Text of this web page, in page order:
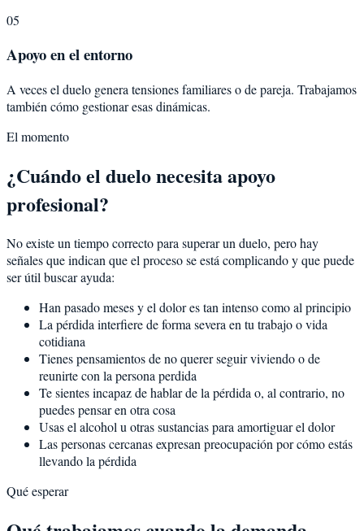
05
Apoyo en el entorno
A veces el duelo genera tensiones familiares o de pareja. Trabajamos
también cómo gestionar esas dinámicas.
El momento
¿Cuándo el duelo necesita apoyo
profesional?
No existe un tiempo correcto para superar un duelo, pero hay
señales que indican que el proceso se está complicando y que puede
ser útil buscar ayuda:
Han pasado meses y el dolor es tan intenso como al principio
La pérdida interfiere de forma severa en tu trabajo o vida
cotidiana
Tienes pensamientos de no querer seguir viviendo o de
reunirte con la persona perdida
Te sientes incapaz de hablar de la pérdida o, al contrario, no
puedes pensar en otra cosa
Usas el alcohol u otras sustancias para amortiguar el dolor
Las personas cercanas expresan preocupación por cómo estás
llevando la pérdida
Qué esperar